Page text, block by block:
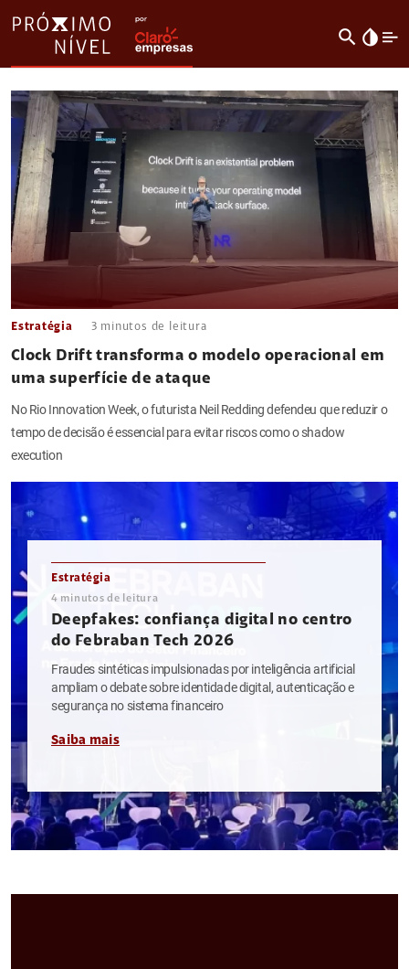
search invert_colors
Estratégia 3 minutos de leitura
Clock Drift transforma o modelo operacional em
uma superfície de ataque
No Rio Innovation Week, o futurista Neil Redding defendeu que reduzir o
tempo de decisão é essencial para evitar riscos como o shadow
execution
Estratégia
4 minutos de leitura
Deepfakes: confiança digital no centro
do Febraban Tech 2026
Fraudes sintéticas impulsionadas por inteligência artificial
ampliam o debate sobre identidade digital, autenticação e
segurança no sistema financeiro
Saiba mais